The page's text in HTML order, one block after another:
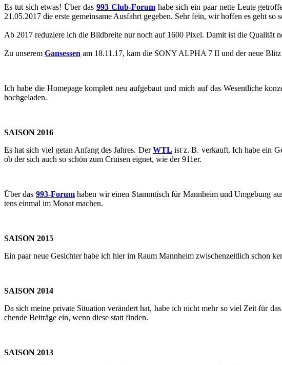
Es tut sich etwas! Über das 993 Club-​​​​​​​​​​​​​​​​​​​​​​​​​​​​​​​​​​​​​​​​​​​​​​​​​​​​​​​​​​​​​​​​​​​​​​​​​​​​​​​​​​​​​​​​​​​​​​​​​​​​​​​Forumhabe sich ein paar nette Leute
21.05.2017 die erste ge­mein­sa­me Aus­fahrt ge­ge­ben. Sehr fein, wir hof­fen es geht so
Ab 2017 re­du­zie­re ich die Bild­brei­te nur noch auf 1600 Pixel. Damit ist die Qua­li­tät
Zu un­se­rem Gan­ses­sen am 18.11.17, kam die SONY ALPHA 7 II und der neue
Ich habe die Home­page kom­plett neu auf­ge­baut und mich auf das We­sent­li­che
hoch­ge­la­den.
SAI­SON 2016
Es hat sich viel getan An­fang des Jah­res. DerWTL ist z. B. ver­kauft. Ich habe ein
ob der sich auch so schön zum Crui­sen eig­net, wie der 911er.
Über das 993-​​​​​​​​​​​​​​​​​​​​​​​​​​​​​​​​​​​​​​​​​​​​​​​​​​​​​​​​​​​​​​​​​​​​​​​​​​​​​​​​​​​​​​​​​​​​​​​​​​​​​​​Forumhaben wir einen Stamm­tisch für Mann­heim und Um­ge­bung
tens ein­mal im Monat ma­chen.
SAI­SON 2015
Ein paar neue Ge­sich­ter habe ich hier im Raum Mann­heim zwi­schen­zeit­lich schon
SAI­SON 2014
Da sich meine pri­va­te Si­tua­ti­on ver­än­dert hat, habe ich nicht mehr so viel Zeit für
chen­de Bei­trä­ge ein, wenn diese statt fin­den.
SAI­SON 2013